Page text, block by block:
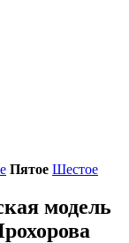
Пятое Шестое
модель